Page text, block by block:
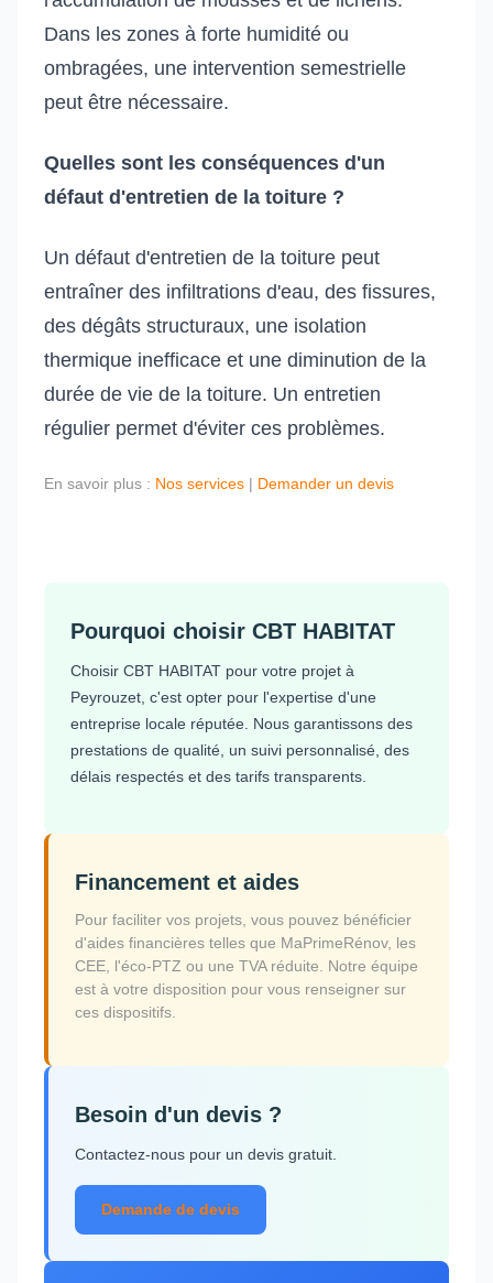
Dans les zones à forte humidité ou
ombragées, une intervention semestrielle
peut être nécessaire.
Quelles sont les conséquences d'un
défaut d'entretien de la toiture ?
Un défaut d'entretien de la toiture peut
entraîner des infiltrations d'eau, des fissures,
des dégâts structuraux, une isolation
thermique inefficace et une diminution de la
durée de vie de la toiture. Un entretien
régulier permet d'éviter ces problèmes.
En savoir plus : Nos services | Demander un devis
Pourquoi choisir CBT HABITAT
Choisir CBT HABITAT pour votre projet à
Peyrouzet, c'est opter pour l'expertise d'une
entreprise locale réputée. Nous garantissons des
prestations de qualité, un suivi personnalisé, des
délais respectés et des tarifs transparents.
Financement et aides
Pour faciliter vos projets, vous pouvez bénéficier
d'aides financières telles que MaPrimeRénov, les
CEE, l'éco-PTZ ou une TVA réduite. Notre équipe
est à votre disposition pour vous renseigner sur
ces dispositifs.
Besoin d'un devis ?
Contactez-nous pour un devis gratuit.
Demande de devis